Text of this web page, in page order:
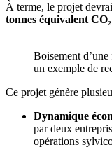
À terme, le projet
tonnes équivalent CO₂
Boisement
un exemple de
Ce projet génère
Dynamique
par deux
opérations